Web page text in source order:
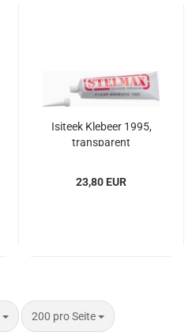
Isi­teek Kle­beer 1995,
trans­pa­rent
23,80 EUR
200 pro Seite
pro Seite